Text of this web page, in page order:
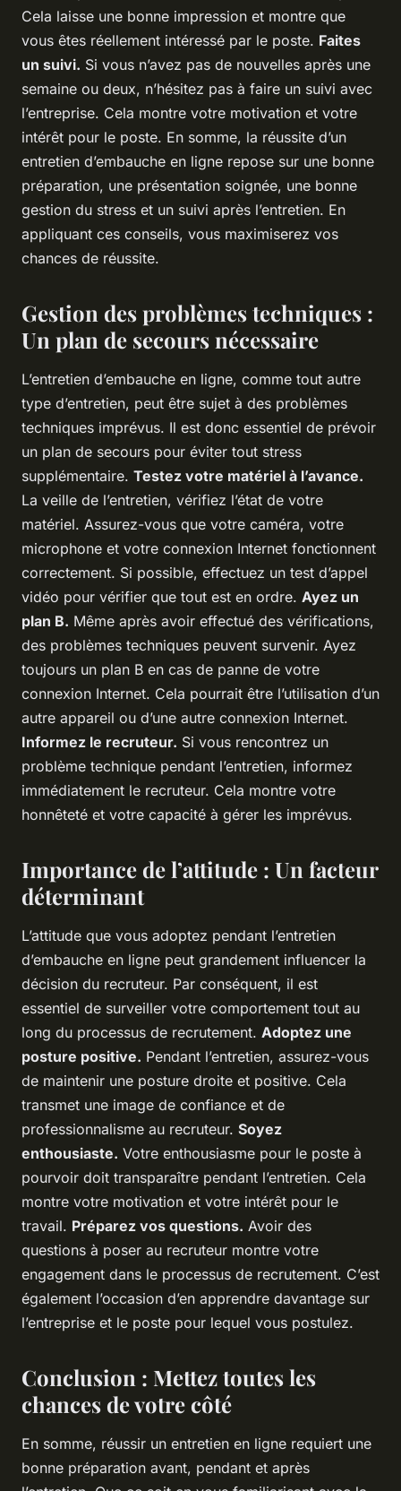
Cela laisse une bonne impression et montre que
vous êtes réellement intéressé par le poste. Faites
un suivi. Si vous n’avez pas de nouvelles après une
semaine ou deux, n’hésitez pas à faire un suivi avec
l’entreprise. Cela montre votre motivation et votre
intérêt pour le poste. En somme, la réussite d’un
entretien d’embauche en ligne repose sur une bonne
préparation, une présentation soignée, une bonne
gestion du stress et un suivi après l’entretien. En
appliquant ces conseils, vous maximiserez vos
chances de réussite.
Gestion des problèmes techniques :
Un plan de secours nécessaire
L’entretien d’embauche en ligne, comme tout autre
type d’entretien, peut être sujet à des problèmes
techniques imprévus. Il est donc essentiel de prévoir
un plan de secours pour éviter tout stress
supplémentaire. Testez votre matériel à l’avance.
La veille de l’entretien, vérifiez l’état de votre
matériel. Assurez-vous que votre caméra, votre
microphone et votre connexion Internet fonctionnent
correctement. Si possible, effectuez un test d’appel
vidéo pour vérifier que tout est en ordre. Ayez un
plan B. Même après avoir effectué des vérifications,
des problèmes techniques peuvent survenir. Ayez
toujours un plan B en cas de panne de votre
connexion Internet. Cela pourrait être l’utilisation d’un
autre appareil ou d’une autre connexion Internet.
Informez le recruteur. Si vous rencontrez un
problème technique pendant l’entretien, informez
immédiatement le recruteur. Cela montre votre
honnêteté et votre capacité à gérer les imprévus.
Importance de l’attitude : Un facteur
déterminant
L’attitude que vous adoptez pendant l’entretien
d’embauche en ligne peut grandement influencer la
décision du recruteur. Par conséquent, il est
essentiel de surveiller votre comportement tout au
long du processus de recrutement. Adoptez une
posture positive. Pendant l’entretien, assurez-vous
de maintenir une posture droite et positive. Cela
transmet une image de confiance et de
professionnalisme au recruteur. Soyez
enthousiaste. Votre enthousiasme pour le poste à
pourvoir doit transparaître pendant l’entretien. Cela
montre votre motivation et votre intérêt pour le
travail. Préparez vos questions. Avoir des
questions à poser au recruteur montre votre
engagement dans le processus de recrutement. C’est
également l’occasion d’en apprendre davantage sur
l’entreprise et le poste pour lequel vous postulez.
Conclusion : Mettez toutes les
chances de votre côté
En somme, réussir un entretien en ligne requiert une
bonne préparation avant, pendant et après